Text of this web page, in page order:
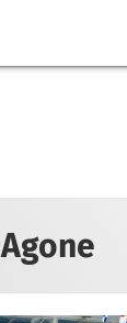
Agone